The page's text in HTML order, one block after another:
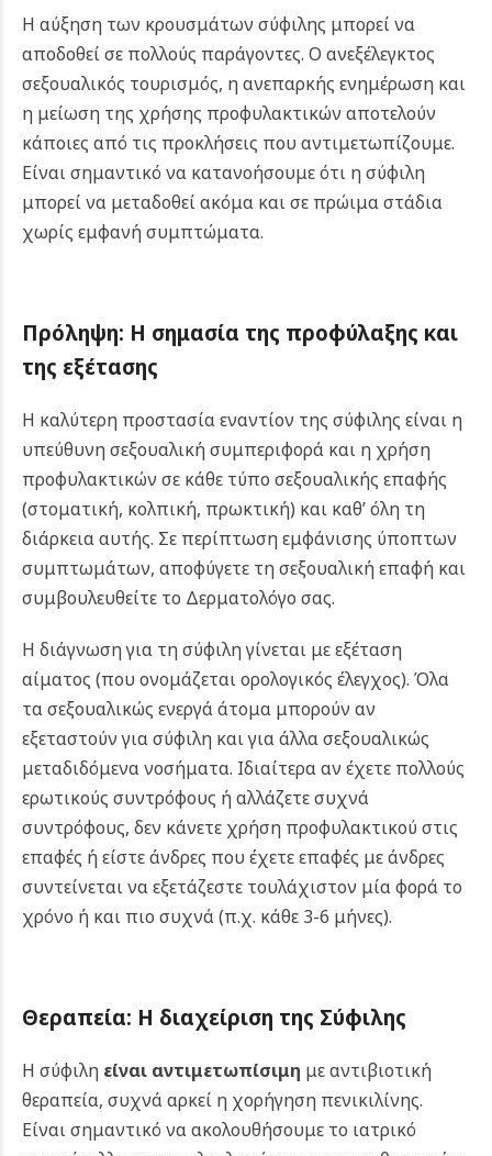
Η αύξηση των κρουσμάτων σύφιλης μπορεί να
αποδοθεί σε πολλούς παράγοντες. Ο ανεξέλεγκτος
σεξουαλικός τουρισμός, η ανεπαρκής ενημέρωση και
η μείωση της χρήσης προφυλακτικών αποτελούν
κάποιες από τις προκλήσεις που αντιμετωπίζουμε.
Είναι σημαντικό να κατανοήσουμε ότι η σύφιλη
μπορεί να μεταδοθεί ακόμα και σε πρώιμα στάδια
χωρίς εμφανή συμπτώματα.
Πρόληψη: Η σημασία της προφύλαξης και
της εξέτασης
Η καλύτερη προστασία εναντίον της σύφιλης είναι η
υπεύθυνη σεξουαλική συμπεριφορά και η χρήση
προφυλακτικών σε κάθε τύπο σεξουαλικής επαφής
(στοματική, κολπική, πρωκτική) και καθ’ όλη τη
διάρκεια αυτής. Σε περίπτωση εμφάνισης ύποπτων
συμπτωμάτων, αποφύγετε τη σεξουαλική επαφή και
συμβουλευθείτε το Δερματολόγο σας.
Η διάγνωση για τη σύφιλη γίνεται με εξέταση
αίματος (που ονομάζεται ορολογικός έλεγχος). Όλα
τα σεξουαλικώς ενεργά άτομα μπορούν αν
εξεταστούν για σύφιλη και για άλλα σεξουαλικώς
μεταδιδόμενα νοσήματα. Ιδιαίτερα αν έχετε πολλούς
ερωτικούς συντρόφους ή αλλάζετε συχνά
συντρόφους, δεν κάνετε χρήση προφυλακτικού στις
επαφές ή είστε άνδρες που έχετε επαφές με άνδρες
συντείνεται να εξετάζεστε τουλάχιστον μία φορά το
χρόνο ή και πιο συχνά (π.χ. κάθε 3-6 μήνες).
Θεραπεία: Η διαχείριση της Σύφιλης
Η σύφιλη είναι αντιμετωπίσιμη με αντιβιοτική
θεραπεία, συχνά αρκεί η χορήγηση πενικιλίνης.
Είναι σημαντικό να ακολουθήσουμε το ιατρικό